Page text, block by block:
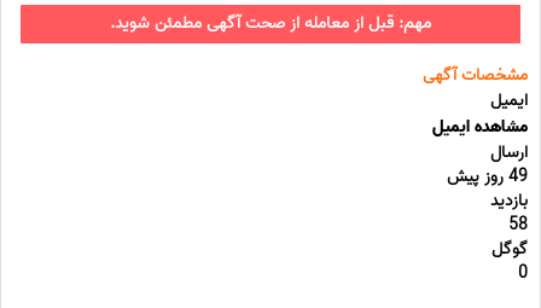
مهم: قبل از معامله از صحت آگهی مطمئن شوید.
مشخصات آگهی
ایمیل
مشاهده ایمیل
ارسال
49 روز پیش
بازدید
58
گوگل
0